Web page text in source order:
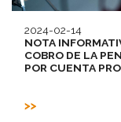
2024-02-14
NOTA
COBRO DE LA
POR CUENTA